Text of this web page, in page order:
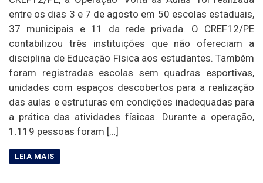
entre os dias 3 e 7 de agosto em 50 escolas estaduais,
37 municipais e 11 da rede privada. O CREF12/PE
contabilizou três instituições que não ofereciam a
disciplina de Educação Física aos estudantes. Também
foram registradas escolas sem quadras esportivas,
unidades com espaços descobertos para a realização
das aulas e estruturas em condições inadequadas para
a prática das atividades físicas. Durante a operação,
1.119 pessoas foram […]